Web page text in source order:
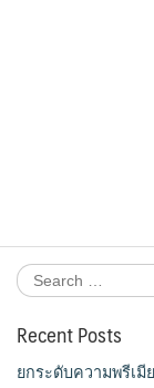
Search
for:
Recent Posts
ยกระดับความพรีเมี